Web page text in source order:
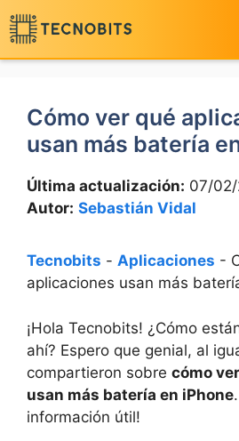
Saltar
al
contenido
Cómo ver qué
usan más batería
Última actualización: 07/
Autor: Sebastián Vidal
Tecnobits - Aplicaciones -
aplicaciones usan más
¡Hola Tecnobits! ¿Cómo
ahí? Espero que ⁤genial, al
compartieron sobre cómo
usan más batería en iPhone
información útil!